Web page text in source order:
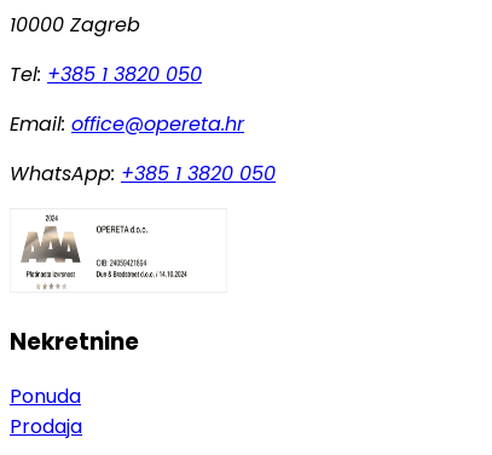
10000 Zagreb
Tel: +385 1 3820 050
Email: office@opereta.hr
WhatsApp: +385 1 3820 050
Nekretnine
Ponuda
Prodaja